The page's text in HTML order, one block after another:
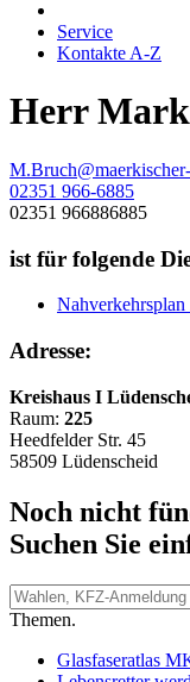
Service
Kontakte A-Z
Herr
02351 966-6885
02351 966886885
ist für folgende
Adresse:
Kreishaus I
Raum: 225
Heedfelder Str. 45
58509 Lüdenscheid
Noch nicht
Suchen Sie
Themen.
Glasfaseratlas